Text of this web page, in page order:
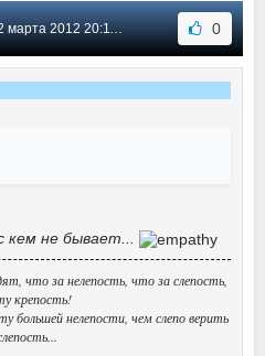
2012 20:11) Сообщение #3 0
кем не бывает...
что за нелепость, что за слепость,
крепость!
большей нелепости, чем слепо верить